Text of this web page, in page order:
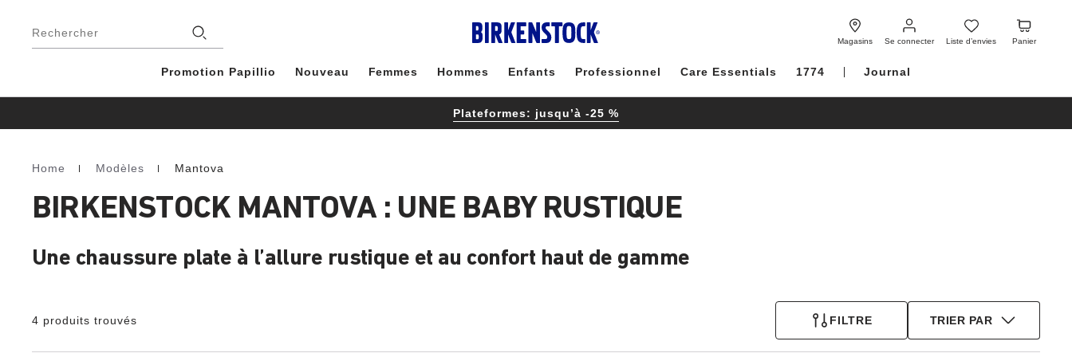
Rechercher
Magasins Se connecter
connecter
Liste d’envies
Liste
d’envies
Panier
Panier
Promotion Papillio Nouveau Femmes Hommes Enfants Professionnel Care Essentials 1774 Journal
Plateformes: jusqu’à -25 %
Homepage
Home Modèles Mantova
BIRKENSTOCK MANTOVA : UNE BABY RUSTIQUE
Une chaussure plate à l’allure rustique et au confort haut de gamme
4 produits trouvés FILTRE TRIER PAR